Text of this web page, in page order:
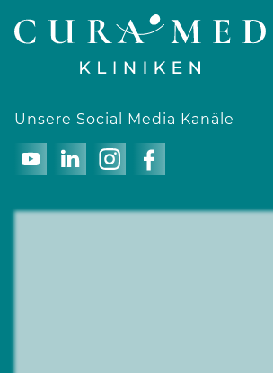
Unsere Social Media Kanäle